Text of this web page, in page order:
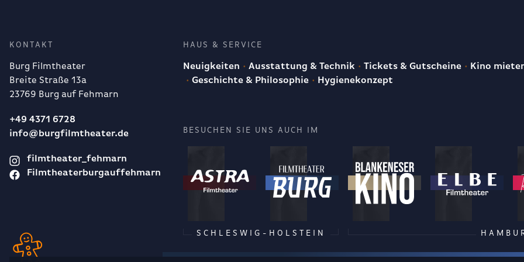
KONTAKT
Burg Filmtheater
Breite Straße 13a
23769 Burg auf Fehmarn
+49 4371 6728
info@burgfilmtheater.de
filmtheater_fehmarn
Filmtheaterburgauffehmarn
HAUS & SERVICE
Neuigkeiten Ausstattung & Technik Tickets & Gutscheine
Kino
Geschichte & Philosophie
Hygienekonzept
BESUCHEN SIE UNS AUCH IM
SCHLESWIG-HOLSTEIN